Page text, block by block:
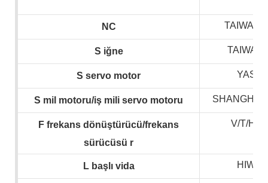
NC TAIWAN
S iğne TAIWAN
S servo motor
S mil motoru/iş mili servo motoru SHANGHAI
F frekans dönüştürücü/frekans
sürücüsü r
V/T/
Lbaşlı vida